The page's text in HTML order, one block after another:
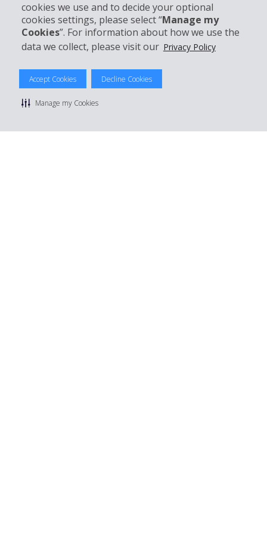
cookies we use and to decide your optional
cookies settings, please select “Manage my
Cookies”. For information about how we use the
data we collect, please visit our Privacy Policy
Accept Cookies Decline Cookies
Manage my Cookies
Mieten bei Hertz
© 2026 The Hertz System, Inc.
Datenschutzrichtlinie |